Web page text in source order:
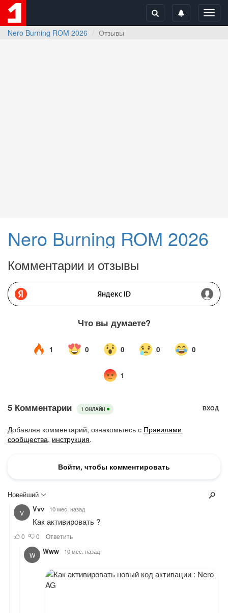
Nero Burning ROM 2026
Отзывы
Nero Burning ROM 2026
Комментарии и отзывы